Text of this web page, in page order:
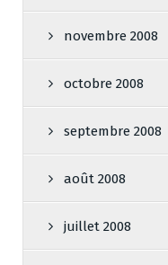
novembre 2008
octobre 2008
septembre 2008
août 2008
juillet 2008